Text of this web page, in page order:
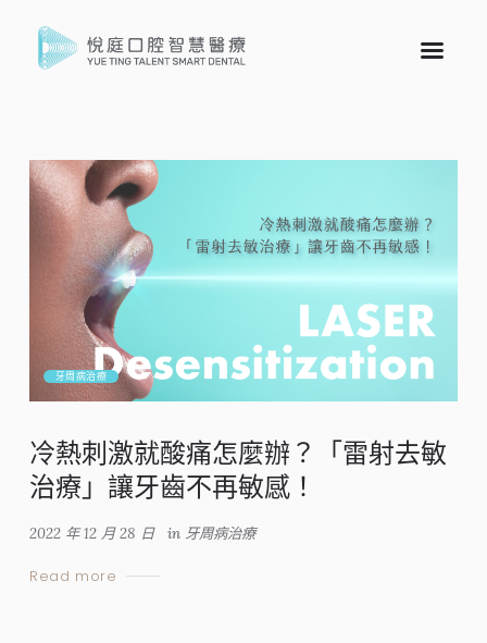
牙周病治療
冷熱刺激就酸痛怎麼辦？「雷射去敏
治療」讓牙齒不再敏感！
2022 年 12 月 28 日 in 牙周病治療
Read more